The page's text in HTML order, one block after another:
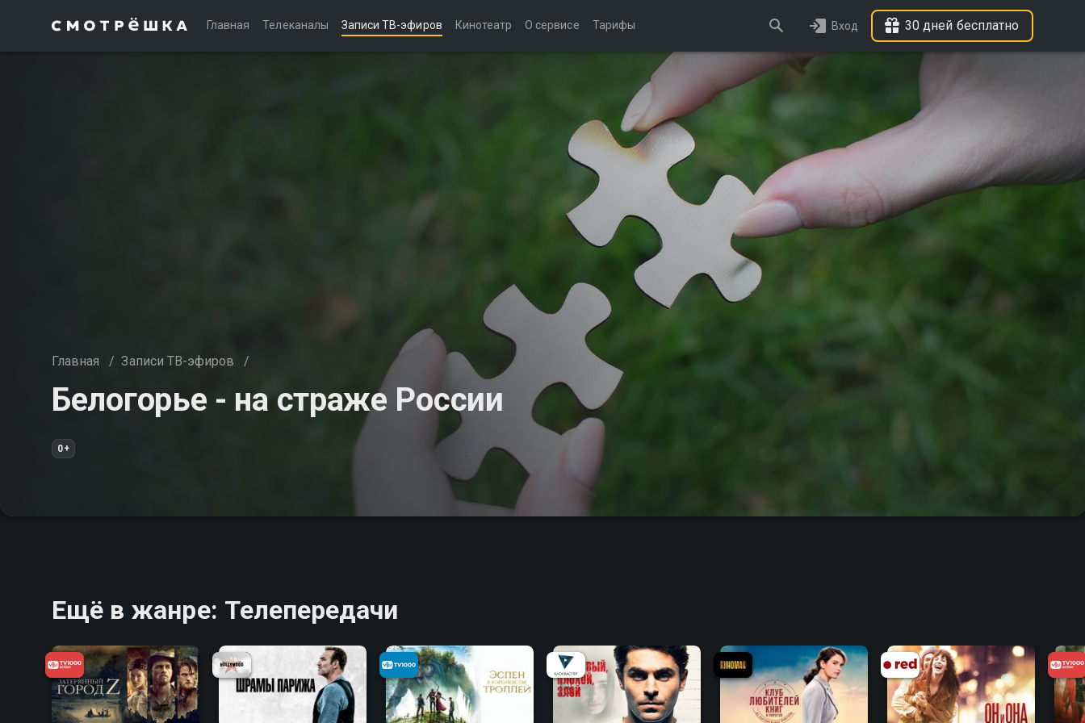
Главная Телеканалы Записи ТВ-эфиров Кинотеатр О сервисе Тарифы Вход 30 дней бесплатно
Главная / Записи ТВ-эфиров /
Белогорье - на страже России
0+
Ещё в жанре: Телепередачи
6.3 6.8 6.8 6.1 6.2 7.0 6.7 7.6 7.3 7.4 7.3